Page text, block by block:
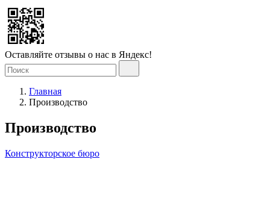
Оставляйте отзывы о нас в Яндекс!
Главная
Производство
Производство
Конструкторское бюро